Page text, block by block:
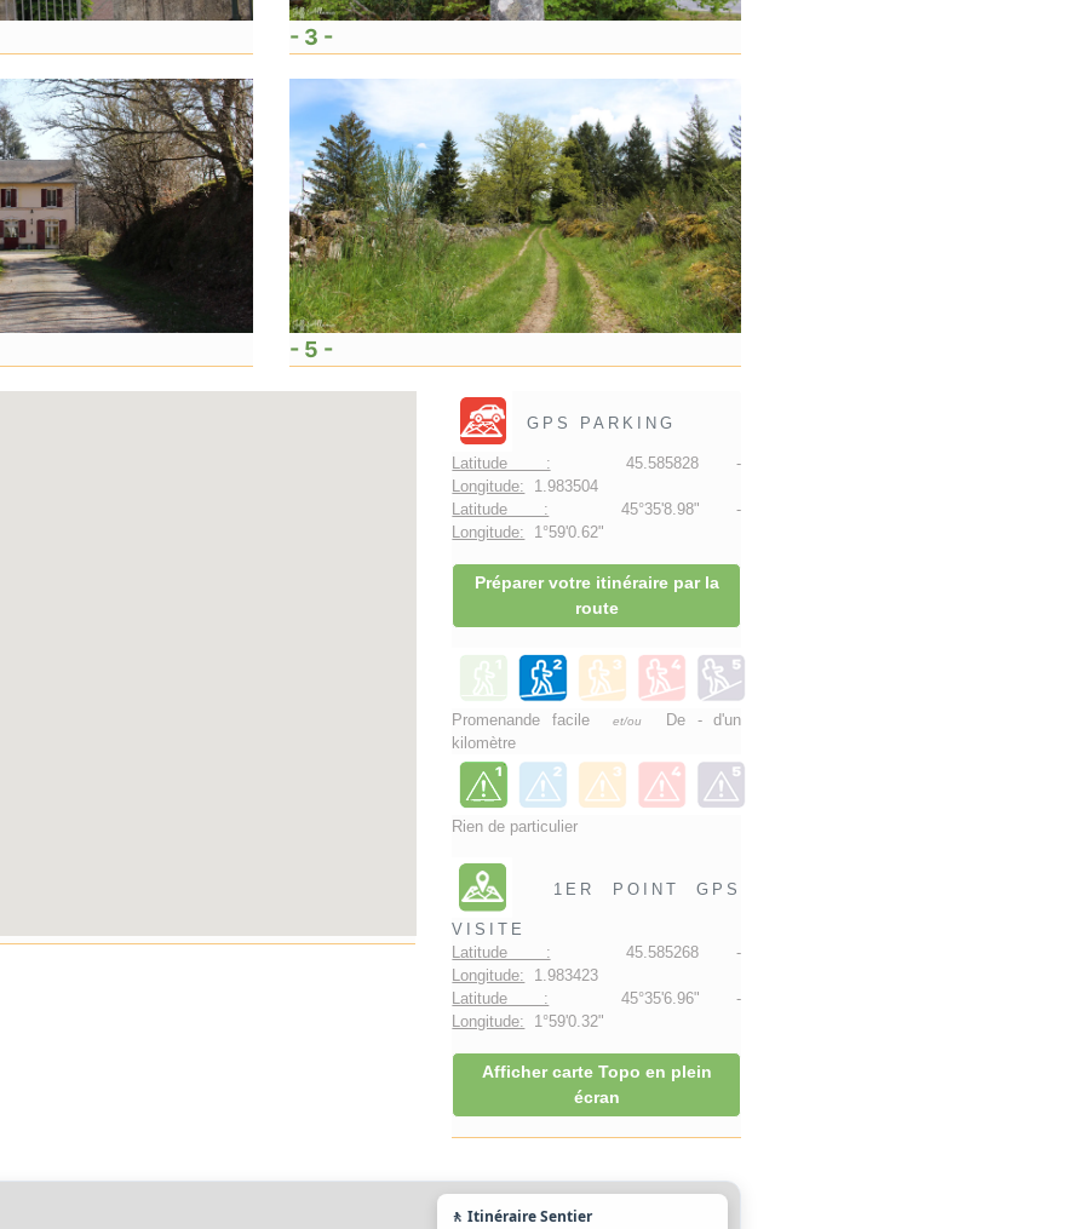
- 3 -
- 5 -
GPS PARKING
Latitude : 45.585828 -
Longitude: 1.983504
Latitude : 45°35'8.98" -
Longitude: 1°59'0.62"
Préparer votre itinéraire par la
route
Promenande facileet/ou
De - d'un
kilomètre
Rien de particulier
1ER POINT GPS
VISITE
Latitude : 45.585268 -
Longitude: 1.983423
Latitude : 45°35'6.96" -
Longitude: 1°59'0.32"
Afficher carte Topo en plein
écran
🚶 Itinéraire Sentier